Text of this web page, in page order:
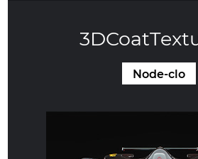
Node-clo